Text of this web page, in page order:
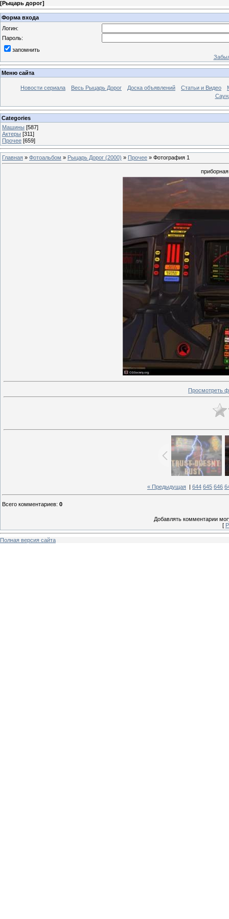
[Рыцарь дорог]
Форма входа
Логин:
Пароль:
запомнить
Меню сайта
Новости сериала Весь Рыцарь Дорог Доска объявлений Статьи и Видео
Categories
Машины [587]
Актеры [311]
Прочее [659]
Главная » Фотоальбом » Рыцарь Дорог (2000) » Прочее » Фотография 1
Просмотреть
« Предыдущая 644 645 646
Всего комментариев: 0
Добавлять комментарии
[
Полная версия сайта